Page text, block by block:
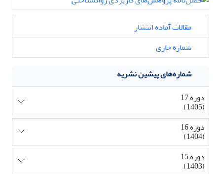
مقالات آماده انتشار
شماره جاری
شماره‌های پیشین نشریه
دوره 17
(1405)
دوره 16
(1404)
دوره 15
(1403)